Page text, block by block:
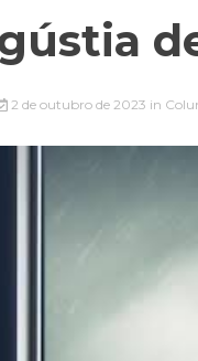
2 de outubro de 2023 in